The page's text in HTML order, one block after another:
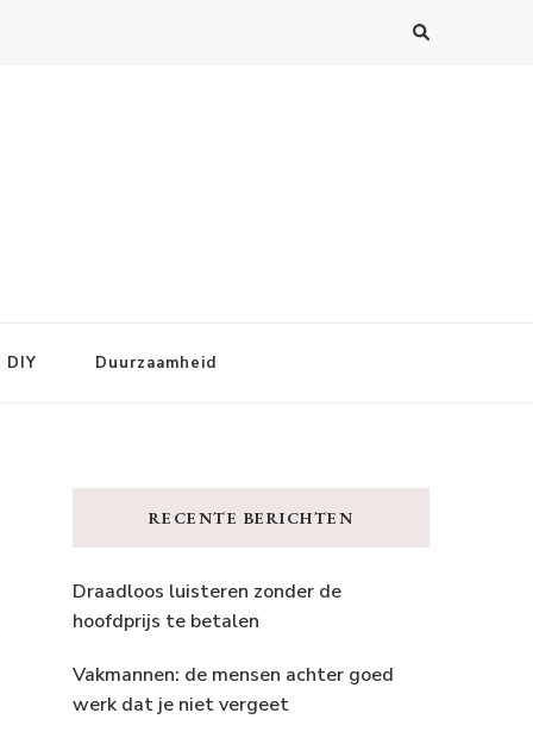
DIY Duurzaamheid
RECENTE BERICHTEN
Draadloos luisteren zonder de
hoofdprijs te betalen
Vakmannen: de mensen achter goed
werk dat je niet vergeet